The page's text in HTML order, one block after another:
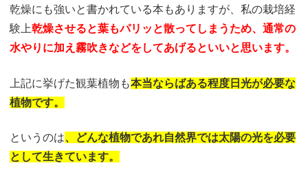
乾燥にも強いと書かれている本もありますが、私の栽培経
験上乾燥させると葉もパリッと散って しまうため、通常の
水やりに加え霧吹きなどをしてあげるといいと思います。
上記に挙げた観葉植物も本当ならばある程度日光が必要な
植物です。
というのは、どんな植物であれ自然界では太陽の光を必要
として生きています。